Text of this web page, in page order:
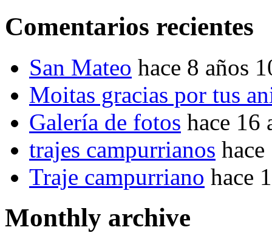
Comentarios recientes
San Mateo hace 8 años
Moitas gracias por tus
Galería de fotos hace 16
trajes campurrianos
Traje campurriano hace
Monthly archive